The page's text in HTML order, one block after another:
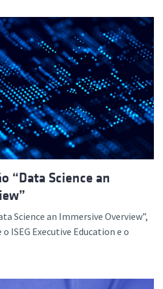
“Data Science an
Science an Immersive Overview”,
ISEG Executive Education e o